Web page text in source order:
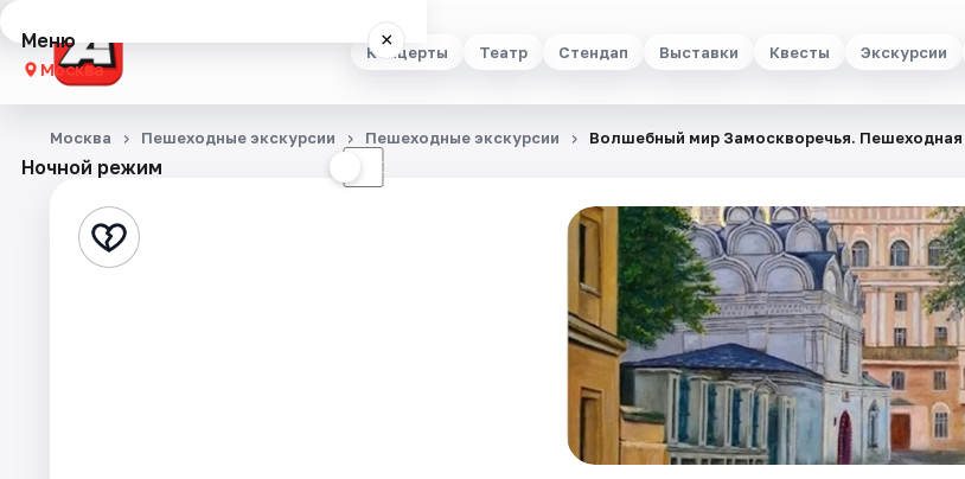
Концерты Театр Стендап Выставки Квесты Экскурсии
Меню ×
Москва
Концерты
Стендап
Ночной режим ☾
Москва Пешеходные экскурсии Пешеходные экскурсии Волшебный мир Замоскворечья. Пешеходная